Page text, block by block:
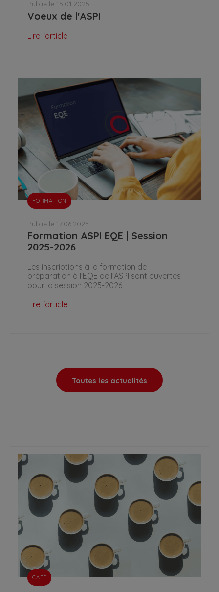
Publié le 15.01.2025
Voeux de l'ASPI
Lire l'article
FORMATION
Publié le 17.06.2025
Formation ASPI EQE | Session
2025-2026
Les inscriptions à la formation de
préparation à l'EQE de l'ASPI sont ouvertes
pour la session 2025-2026.
Lire l'article
Toutes les actualités
CAFÉ